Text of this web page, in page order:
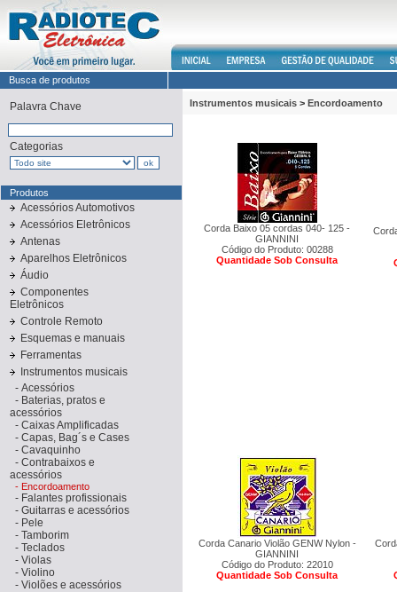
Busca de produtos
Palavra Chave
Categorias
Produtos
Acessórios Automotivos
Acessórios Eletrônicos
Antenas
Aparelhos Eletrônicos
Áudio
Componentes
Eletrônicos
Controle Remoto
Esquemas e manuais
Ferramentas
Instrumentos musicais
- Acessórios
- Baterias, pratos e
acessórios
- Caixas Amplificadas
- Capas, Bag´s e Cases
- Cavaquinho
- Contrabaixos e
acessórios
- Encordoamento
- Falantes profissionais
- Guitarras e acessórios
- Pele
- Tamborim
- Teclados
- Violas
- Violino
- Violões e acessórios
Instrumentos musicais > Encordoamento
Corda Baixo 05 cordas 040- 125 -
GIANNINI
Código do Produto: 00288
Quantidade Sob Consulta
Corda Canario Violão GENW Nylon -
GIANNINI
Código do Produto: 22010
Quantidade Sob Consulta